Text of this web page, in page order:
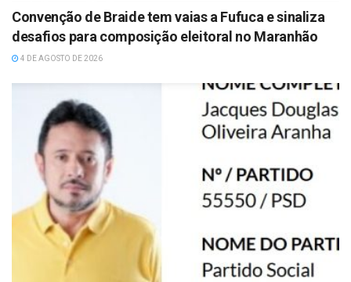
Convenção de Braide tem vaias a Fufuca e sinaliza
desafios para composição eleitoral no Maranhão
4 DE AGOSTO DE 2026